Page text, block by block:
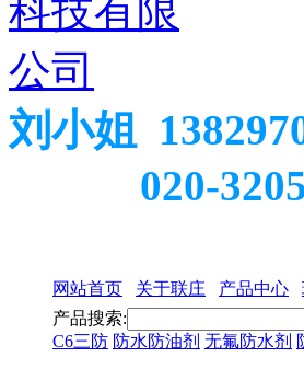
刘小姐
020-
网站首页 关于联庄 产品中心
产品搜索:
C6三防 防水防油剂 无氟防水剂